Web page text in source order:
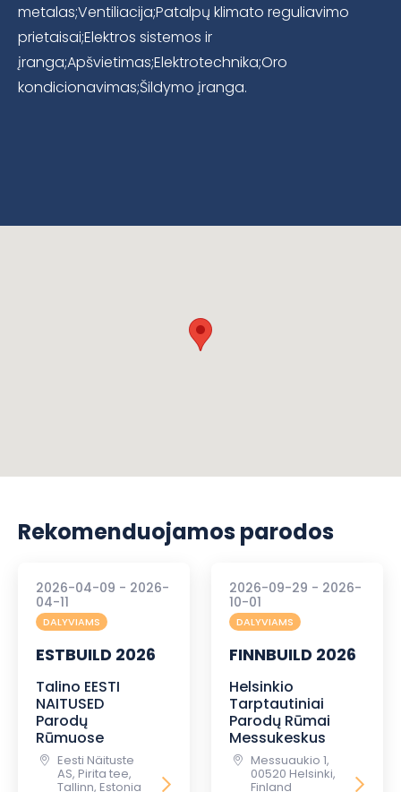
metalas;Ventiliacija;Patalpų klimato reguliavimo
prietaisai;Elektros sistemos ir
įranga;Apšvietimas;Elektrotechnika;Oro
kondicionavimas;Šildymo įranga.
Rekomenduojamos parodos
2026-04-09 - 2026-
04-11
DALYVIAMS
ESTBUILD 2026
Talino EESTI
NAITUSED
Parodų
Rūmuose
Eesti Näituste
AS, Pirita tee,
Tallinn, Estonia
2026-09-29 - 2026-
10-01
DALYVIAMS
FINNBUILD 2026
Helsinkio
Tarptautiniai
Parodų Rūmai
Messukeskus
Messuaukio 1,
00520 Helsinki,
Finland